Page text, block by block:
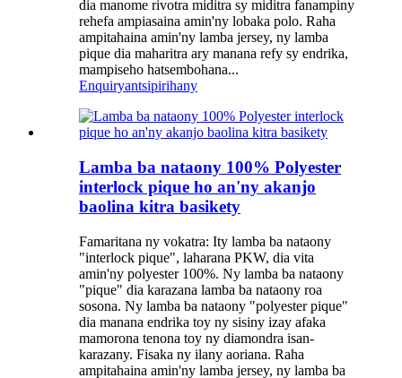
dia manome rivotra miditra sy miditra fanampiny
rehefa ampiasaina amin'ny lobaka polo. Raha
ampitahaina amin'ny lamba jersey, ny lamba
pique dia maharitra ary manana refy sy endrika,
mampiseho hatsembohana...
Enquiryantsipirihany
Lamba ba nataony 100% Polyester
interlock pique ho an'ny akanjo
baolina kitra basikety
Famaritana ny vokatra: Ity lamba ba nataony
"interlock pique", laharana PKW, dia vita
amin'ny polyester 100%. Ny lamba ba nataony
"pique" dia karazana lamba ba nataony roa
sosona. Ny lamba ba nataony "polyester pique"
dia manana endrika toy ny sisiny izay afaka
mamorona tenona toy ny diamondra isan-
karazany. Fisaka ny ilany aoriana. Raha
ampitahaina amin'ny lamba jersey, ny lamba ba